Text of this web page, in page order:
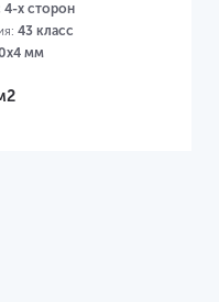
4-х сторон
43 класс
мм